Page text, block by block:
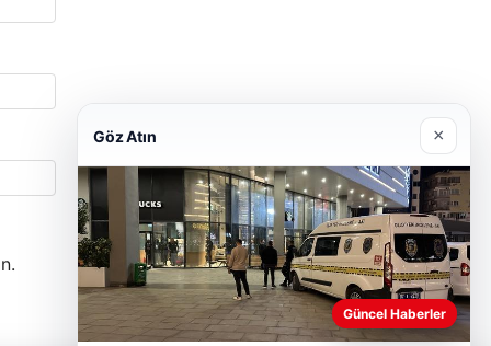
Göz Atın ×
Güncel Haberler